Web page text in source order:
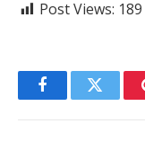
Post Views: 189
FacebookTwitter